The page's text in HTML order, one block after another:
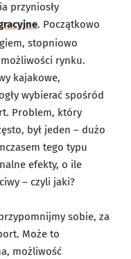
przyniosły
. Początkowo
stopniowo
rynku.
kajakowe,
wybierać spośród
Problem, który
był jeden – dużo
tego typu
efekty, o ile
– czyli jaki?
sobie, za
Może to
możliwość